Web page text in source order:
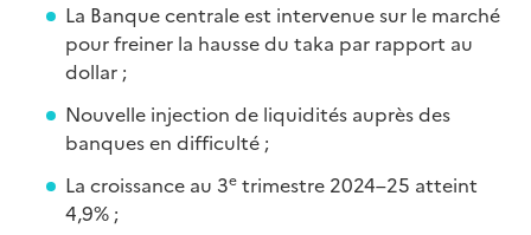
La Banque centrale est intervenue sur le marché
pour freiner la hausse du taka par rapport au
dollar ;
Nouvelle injection de liquidités auprès des
banques en difficulté ;
La croissance au 3e trimestre 2024–25 atteint
4,9% ;